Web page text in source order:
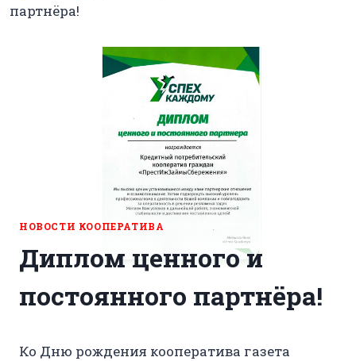
партнёра!
НОВОСТИ КООПЕРАТИВА
Диплом ценного и
постоянного партнёра!
Ко Дню рождения кооператива газета